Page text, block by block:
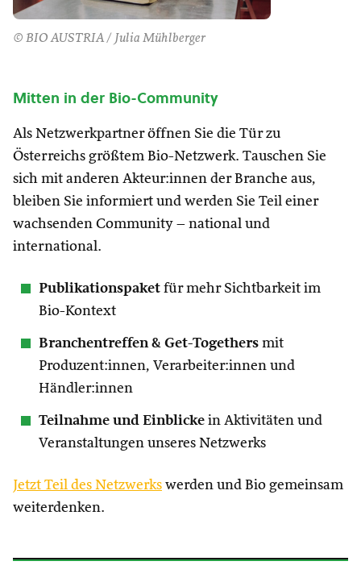
© BIO AUSTRIA / Julia Mühlberger
Mitten in der Bio-Community
Als Netzwerkpartner öffnen Sie die Tür zu
Österreichs größtem Bio-Netzwerk. Tauschen Sie
sich mit anderen Akteur:innen der Branche aus,
bleiben Sie informiert und werden Sie Teil einer
wachsenden Community – national und
international.
Publikationspaket für mehr Sichtbarkeit im
Bio-Kontext
Branchentreffen & Get-Togethers mit
Produzent:innen, Verarbeiter:innen und
Händler:innen
Teilnahme und Einblicke in Aktivitäten und
Veranstaltungen unseres Netzwerks
Jetzt Teil des Netzwerks werden und Bio gemeinsam
weiterdenken.